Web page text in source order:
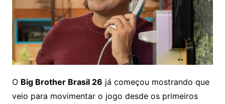
O Big Brother Brasil 26 já começou mostrando que
veio para movimentar o jogo desde os primeiros